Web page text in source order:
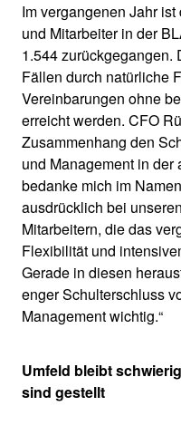
Im vergangenen Jahr
und Mitarbeiter in der
1.544 zurückgegangen.
Fällen durch natürliche
Vereinbarungen ohne
erreicht werden. CFO
Zusammenhang den
und Management in der
bedanke mich im
ausdrücklich bei
Mitarbeitern, die das
Flexibilität und
Gerade in diesen
enger Schulterschluss
Management wichtig.“
Umfeld bleibt
sind gestellt